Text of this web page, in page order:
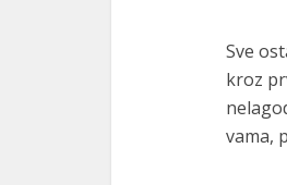
Sve
kroz
vama,